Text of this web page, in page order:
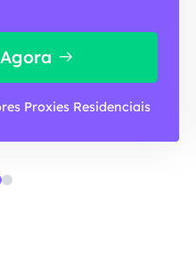
Proxies Residenciais